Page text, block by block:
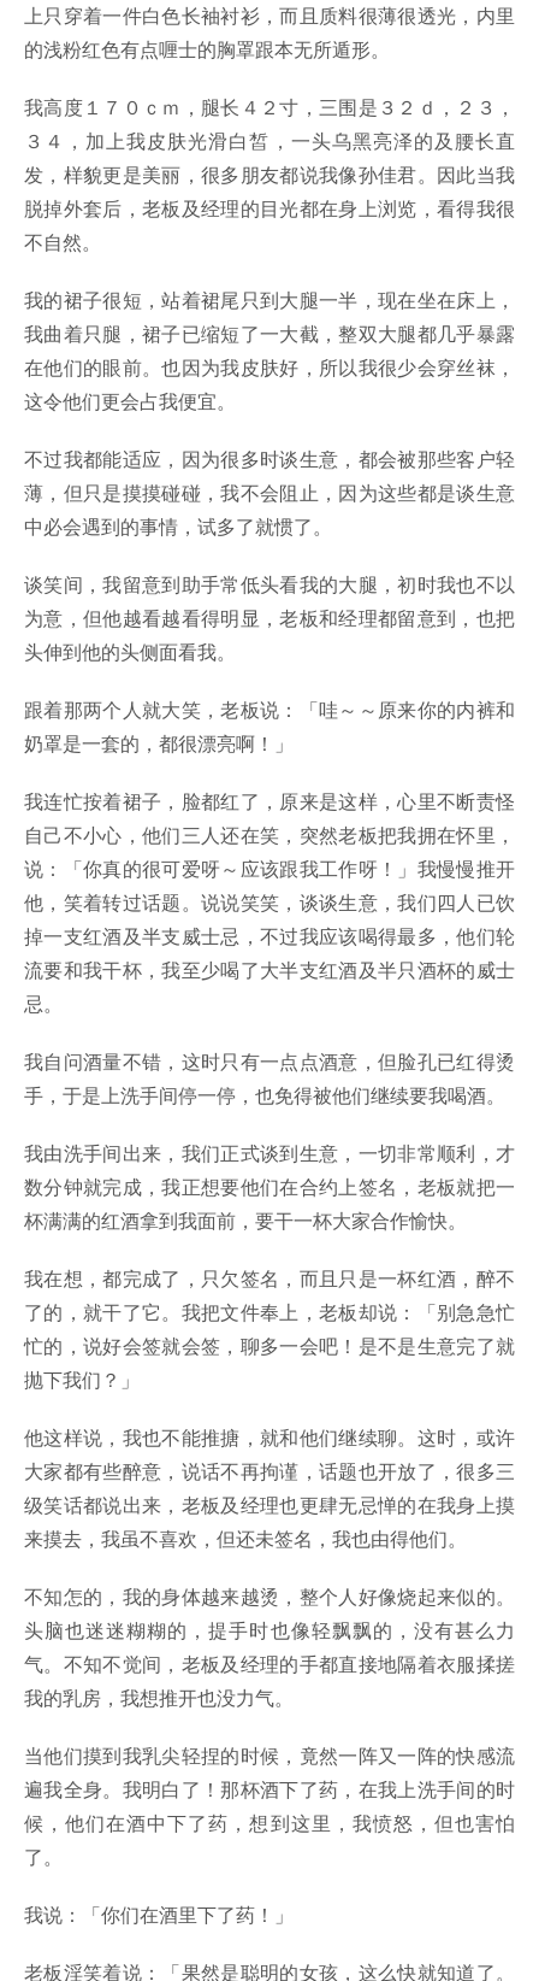
上只穿着一件白色长袖衬衫，而且质料很薄很透光，内里
的浅粉红色有点喱士的胸罩跟本无所遁形。
我高度１７０ｃｍ，腿长４２寸，三围是３２ｄ，２３，
３４，加上我皮肤光滑白皙，一头乌黑亮泽的及腰长直
发，样貌更是美丽，很多朋友都说我像孙佳君。因此当我
脱掉外套后，老板及经理的目光都在身上浏览，看得我很
不自然。
我的裙子很短，站着裙尾只到大腿一半，现在坐在床上，
我曲着只腿，裙子已缩短了一大截，整双大腿都几乎暴露
在他们的眼前。也因为我皮肤好，所以我很少会穿丝袜，
这令他们更会占我便宜。
不过我都能适应，因为很多时谈生意，都会被那些客户轻
薄，但只是摸摸碰碰，我不会阻止，因为这些都是谈生意
中必会遇到的事情，试多了就惯了。
谈笑间，我留意到助手常低头看我的大腿，初时我也不以
为意，但他越看越看得明显，老板和经理都留意到，也把
头伸到他的头侧面看我。
跟着那两个人就大笑，老板说：「哇～～原来你的内裤和
奶罩是一套的，都很漂亮啊！」
我连忙按着裙子，脸都红了，原来是这样，心里不断责怪
自己不小心，他们三人还在笑，突然老板把我拥在怀里，
说：「你真的很可爱呀～应该跟我工作呀！」我慢慢推开
他，笑着转过话题。说说笑笑，谈谈生意，我们四人已饮
掉一支红酒及半支威士忌，不过我应该喝得最多，他们轮
流要和我干杯，我至少喝了大半支红酒及半只酒杯的威士
忌。
我自问酒量不错，这时只有一点点酒意，但脸孔已红得烫
手，于是上洗手间停一停，也免得被他们继续要我喝酒。
我由洗手间出来，我们正式谈到生意，一切非常顺利，才
数分钟就完成，我正想要他们在合约上签名，老板就把一
杯满满的红酒拿到我面前，要干一杯大家合作愉快。
我在想，都完成了，只欠签名，而且只是一杯红酒，醉不
了的，就干了它。我把文件奉上，老板却说：「别急急忙
忙的，说好会签就会签，聊多一会吧！是不是生意完了就
抛下我们？」
他这样说，我也不能推搪，就和他们继续聊。这时，或许
大家都有些醉意，说话不再拘谨，话题也开放了，很多三
级笑话都说出来，老板及经理也更肆无忌惮的在我身上摸
来摸去，我虽不喜欢，但还未签名，我也由得他们。
不知怎的，我的身体越来越烫，整个人好像烧起来似的。
头脑也迷迷糊糊的，提手时也像轻飘飘的，没有甚么力
气。不知不觉间，老板及经理的手都直接地隔着衣服揉搓
我的乳房，我想推开也没力气。
当他们摸到我乳尖轻捏的时候，竟然一阵又一阵的快感流
遍我全身。我明白了！那杯酒下了药，在我上洗手间的时
候，他们在酒中下了药，想到这里，我愤怒，但也害怕
了。
我说：「你们在酒里下了药！」
老板淫笑着说：「果然是聪明的女孩，这么快就知道了。